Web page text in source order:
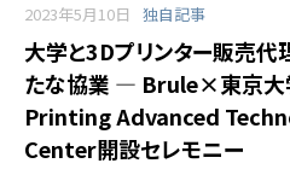
2023年5月10日 独自記事
大学と3Dプリンター販売代
たな協業 ― Brule×東京大
Printing Advanced
Center開設セレモニー